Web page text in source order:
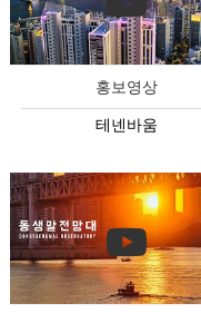
홍보영상
테넨바움